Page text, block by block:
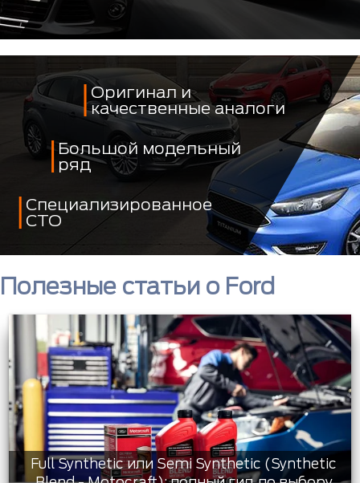
Оригинал и
качественные аналоги
Большой модельный
ряд
Специализированное
СТО
Полезные статьи о Ford
Full Synthetic или Semi Synthetic (Synthetic